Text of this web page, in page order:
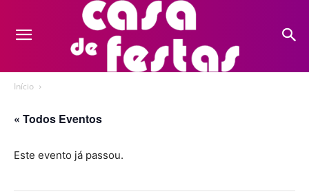
Início
« Todos Eventos
Este evento já passou.